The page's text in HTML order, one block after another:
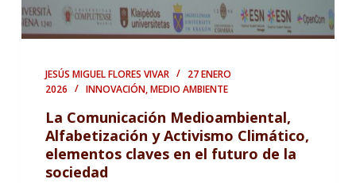
JESÚS MIGUEL FLORES VIVAR
27 ENERO
2026
INNOVACIÓN,MEDIO AMBIENTE
La Comunicación Medioambiental,
Alfabetización y Activismo Climático,
elementos claves en el futuro de la
sociedad